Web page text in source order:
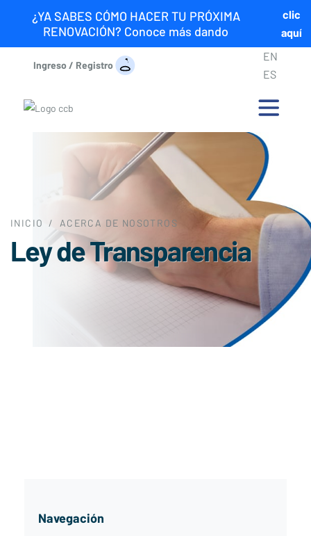
¿YA SABES CÓMO HACER TU PRÓXIMA
RENOVACIÓN? Conoce más dando
clic
aquí
Ingreso / Registro
EN
ES
INICIO / ACERCA DE NOSOTROS
Ley de Transparencia
Navegación